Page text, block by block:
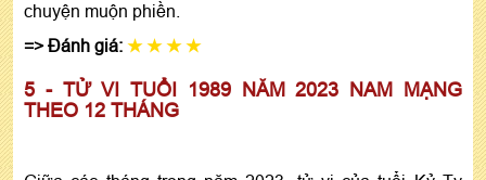
chuyện muộn phiền.
=> Đánh giá: ★ ★ ★ ★
5 - TỬ VI TUỔI 1989 NĂM 2023 NAM MẠNG
THEO 12 THÁNG